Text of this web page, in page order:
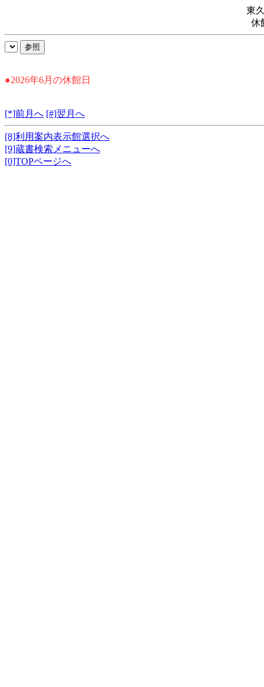
東
休
●2026年6月の休館日
[*]前月へ [#]翌月へ
[8]利用案内表示館選択へ
[9]蔵書検索メニューへ
[0]TOPページへ